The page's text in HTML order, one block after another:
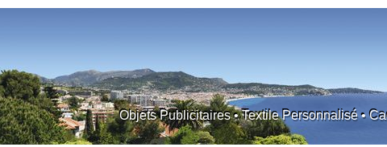
Objets Publicitaires • Textile Personnalisé •